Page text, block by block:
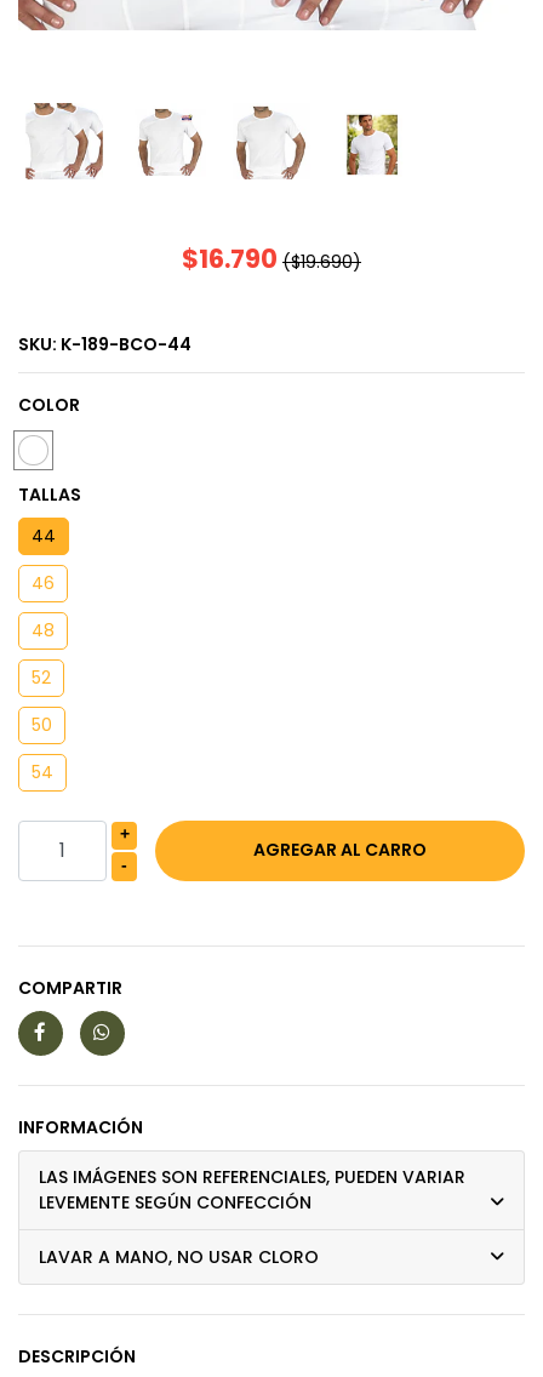
$16.790 ($19.690)
SKU: K-189-BCO-44
COLOR
TALLAS
44
46
48
52
50
54
+
-
COMPARTIR
INFORMACIÓN
LAS IMÁGENES SON REFERENCIALES, PUEDEN VARIAR
LEVEMENTE SEGÚN CONFECCIÓN
LAVAR A MANO, NO USAR CLORO
DESCRIPCIÓN